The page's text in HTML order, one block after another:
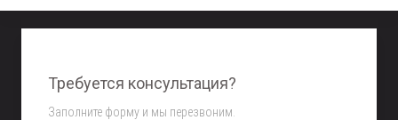
Требуется консультация?
Заполните форму и мы перезвоним.